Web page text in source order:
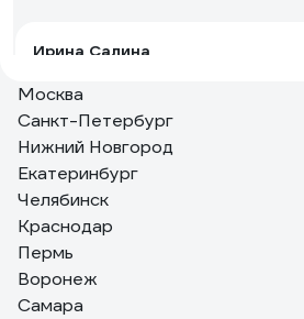
Ирина Салина
12 отзывов
Отзыв о NOVATRACK
Ольга Л.
Москва
Санкт-Петербург
Нижний Новгород
Екатеринбург
Челябинск
Краснодар
Пермь
Воронеж
Самара